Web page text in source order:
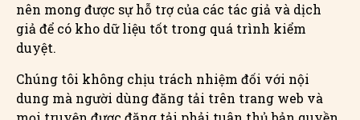
nên mong được sự hỗ trợ của các tác giả và dịch
giả để có kho dữ liệu tốt trong quá trình kiểm
duyệt.
Chúng tôi không chịu trách nhiệm đối với nội
dung mà người dùng đăng tải trên trang web và